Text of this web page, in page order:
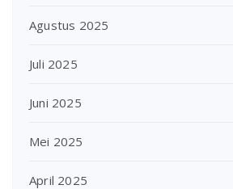
Agustus 2025
Juli 2025
Juni 2025
Mei 2025
April 2025